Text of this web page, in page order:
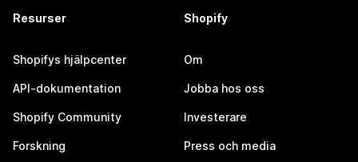
Resurser
Shopifys hjälpcenter
API-dokumentation
Shopify Community
Forskning
Shopify
Om
Jobba hos oss
Investerare
Press och media